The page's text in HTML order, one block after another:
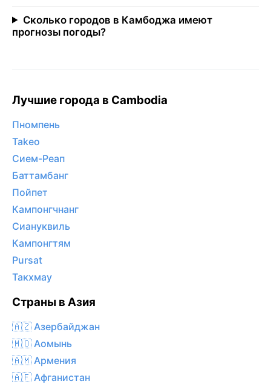
Сколько городов в Камбоджа имеют
прогнозы погоды?
Лучшие города в Cambodia
Пномпень
Takeo
Сием-Реап
Баттамбанг
Пойпет
Кампонгчнанг
Сиануквиль
Кампонгтям
Pursat
Такхмау
Страны в Азия
🇦🇿 Азербайджан
🇲🇴 Аомынь
🇦🇲 Армения
🇦🇫 Афганистан